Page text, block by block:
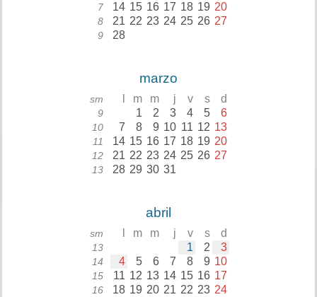
7 14 15 16 17 18 19 20
8 21 22 23 24 25 26 27
9 28
marzo
sm m m j v s d
9 1 2 3 4 5 6
10 7 8 9 10 11 12 13
11 14 15 16 17 18 19 20
12 21 22 23 24 25 26 27
13 28 29 30 31
abril
sm m m j v s d
13 1 2 3
14 4 5 6 7 8 9 10
15 11 12 13 14 15 16 17
16 18 19 20 21 22 23 24